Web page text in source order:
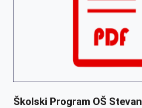
Školski Program OŠ